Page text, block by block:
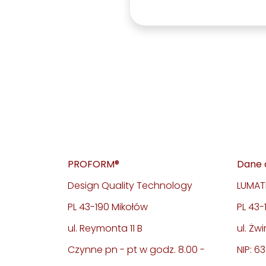
PROFORM®
Design Quality Technology
PL 43-190 Mikołów
ul. Reymonta 11 B
Czynne pn - pt w godz. 8.00 -
Dane
PL
ul.
NIP: